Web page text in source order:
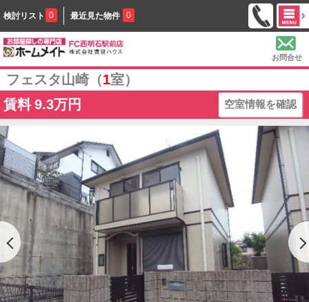
検討リスト 0 最近見た物件 0
お問合せ
フェスタ山崎（1室）
賃料 9.3万円 空室情報を確認